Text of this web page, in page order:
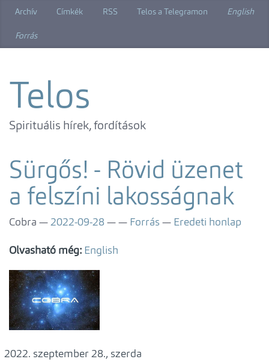
Archív Címkék RSS Telos a Telegramon English
Forrás
Telos
Spirituális hírek, fordítások
Sürgős! - Rövid üzenet
a felszíni lakosságnak
Cobra 2022-09-28 Forrás Eredeti honlap
Olvasható még: English
szeptember 28., szerda